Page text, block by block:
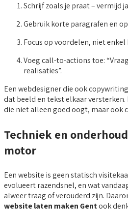
Schrijf zoals je praat – vermijd
Gebruik korte paragrafen en
Focus op voordelen, niet enkel
Voeg call-to-actions toe:
realisaties”.
Een webdesigner die ook
dat beeld en tekst elkaar versterken.
die niet alleen goed oogt, maar ook
Techniek en
motor
Een website is geen statisch
evolueert razendsnel, en wat
alweer traag of verouderd zijn.
website laten maken Gentook